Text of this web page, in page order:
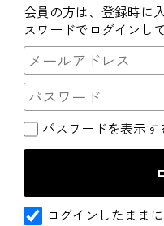
会員の方は、登録時に
スワードでログインし
パスワードを表示す
ログインしたまま